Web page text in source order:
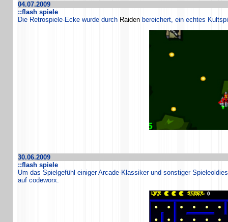
04.07.2009
::flash spiele
Die Retrospiele-Ecke wurde durch Raiden bereichert, ein echtes
30.06.2009
::flash spiele
Um das Spielgefühl einiger Arcade-Klassiker und sonstiger
auf codeworx.